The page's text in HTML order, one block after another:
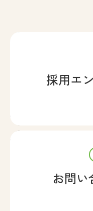
採用エ
お問い